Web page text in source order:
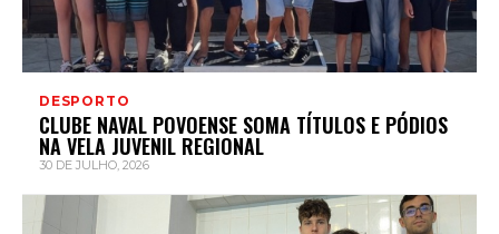
DESPORTO
CLUBE NAVAL POVOENSE SOMA TÍTULOS E PÓDIOS
NA VELA JUVENIL REGIONAL
30 DE JULHO, 2026